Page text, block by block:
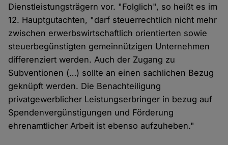
Dienstleistungsträgern vor. "Folglich", so heißt es im
12. Hauptgutachten, "darf steuerrechtlich nicht mehr
zwischen erwerbswirtschaftlich orientierten sowie
steuerbegünstigten gemeinnützigen Unternehmen
differenziert werden. Auch der Zugang zu
Subventionen (…) sollte an einen sachlichen Bezug
geknüpft werden. Die Benachteiligung
privatgewerblicher Leistungserbringer in bezug auf
Spendenvergünstigungen und Förderung
ehrenamtlicher Arbeit ist ebenso aufzuheben."